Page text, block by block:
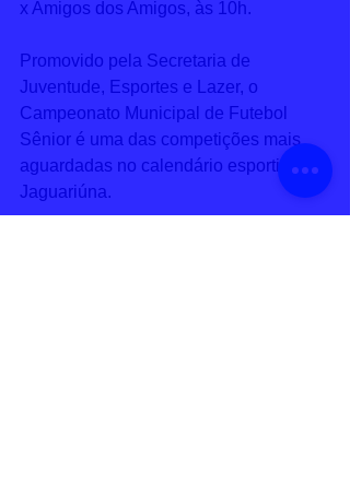
x Amigos dos Amigos, às 10h.
Promovido pela Secretaria de
Juventude, Esportes e Lazer, o
Campeonato Municipal de Futebol
Sênior é uma das competições mais
aguardadas no calendário esportivo de
Jaguariúna.